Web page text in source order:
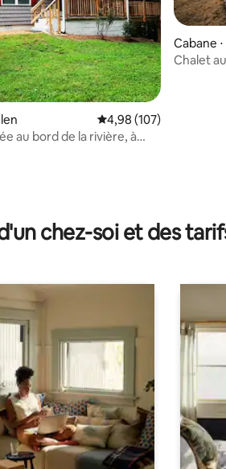
de 259 commentaires : 4,9 sur 5
Évaluation moyenne
4,98 (107)
au bord de la rivière, à
Cabane
Chalet
chez-soi et des